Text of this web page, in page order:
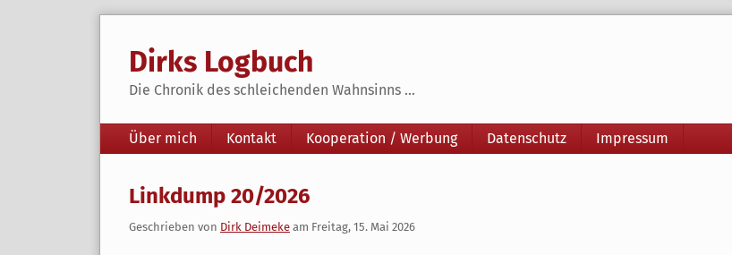
Dirks Logbuch
Die Chronik des schleichenden Wahnsinns ...
Navigation
Über mich Kontakt Kooperation / Werbung Datenschutz Impressum
Linkdump 20/2026
Geschrieben von Dirk Deimeke am Freitag, 15. Mai 2026